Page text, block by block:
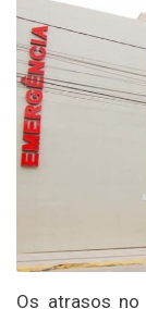
Os atrasos